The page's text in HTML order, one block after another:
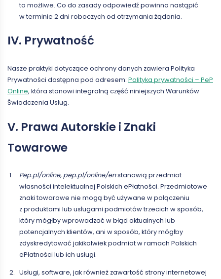
to możliwe. Co do zasady odpowiedź powinna nastąpić
w terminie 2 dni roboczych od otrzymania żądania.
IV. Prywatność
Nasze praktyki dotyczące ochrony danych zawiera Polityka
Prywatności dostępna pod adresem: Polityka prywatności – PeP
Online, która stanowi integralną część niniejszych Warunków
Świadczenia Usług.
V. Prawa Autorskie i Znaki
Towarowe
Pep.pl/online, pep.pl/online/enstanowią przedmiot
własności intelektualnej Polskich ePłatności. Przedmiotowe
znaki towarowe nie mogą być używane w połączeniu
z produktami lub usługami podmiotów trzecich w sposób,
który mógłby wprowadzać w błąd aktualnych lub
potencjalnych klientów, ani w sposób, który mógłby
zdyskredytować jakikolwiek podmiot w ramach Polskich
ePłatności lub ich usługi.
Usługi, software, jak również zawartość strony internetowej